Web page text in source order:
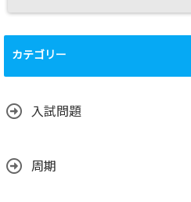
カテゴリー
入試問題
周期